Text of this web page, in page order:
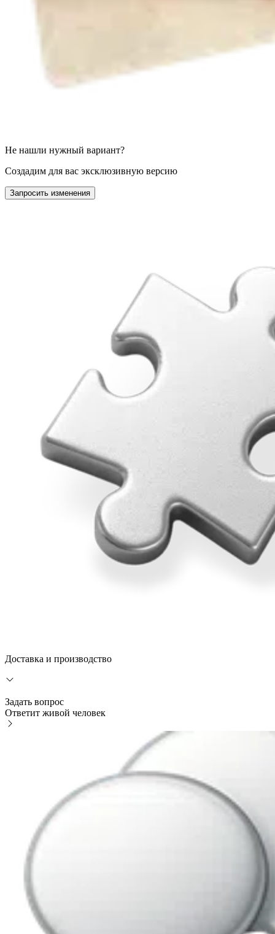
Не нашли нужный вариант?
Создадим для вас эксклюзивную версию
Запросить изменения
Доставка и производство
Задать вопрос
Ответит живой человек